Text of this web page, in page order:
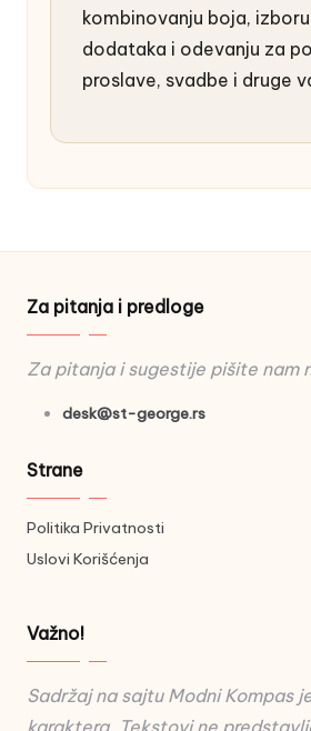
kombinovanju boja,
dodataka i odevanju za
proslave, svadbe i druge
Za pitanja i predloge
Za pitanja i sugestije pišite nam
desk@st-george.rs
Strane
Politika Privatnosti
Uslovi Korišćenja
Važno!
Sadržaj na sajtu Modni Kompas